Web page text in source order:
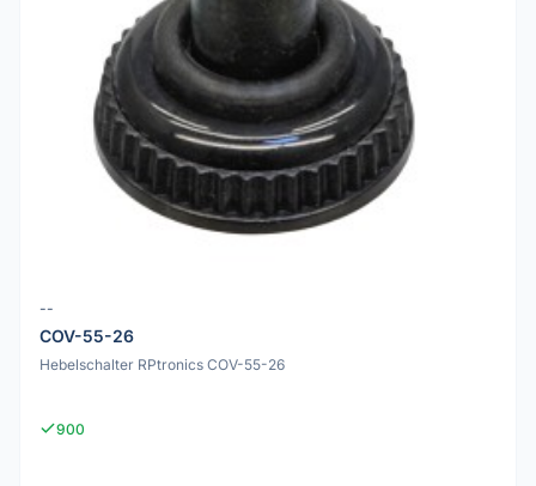
--
COV-55-26
Hebelschalter RPtronics COV-55-26
900